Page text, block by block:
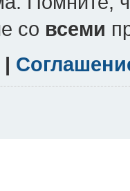
со всеми
|